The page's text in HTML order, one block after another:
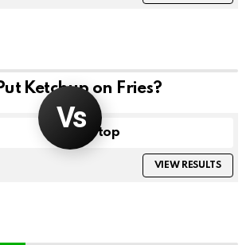
Ketchup on Fries?
On top
VIEW RESULTS